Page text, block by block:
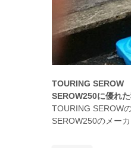
TOURING SEROW
SEROW250に優れ
TOURING SEROW
SEROW250のメー